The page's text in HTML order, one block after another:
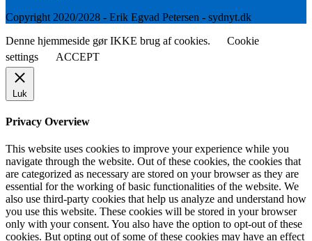
Copyright 2020/2028 - Erik Egvad Petersen - sydnyt.dk
Denne hjemmeside gør IKKE brug af cookies.
Cookie
settings
ACCEPT
Luk
Privacy Overview
This website uses cookies to improve your experience while you
navigate through the website. Out of these cookies, the cookies that
are categorized as necessary are stored on your browser as they are
essential for the working of basic functionalities of the website. We
also use third-party cookies that help us analyze and understand how
you use this website. These cookies will be stored in your browser
only with your consent. You also have the option to opt-out of these
cookies. But opting out of some of these cookies may have an effect